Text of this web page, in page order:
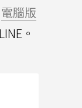
電腦版
。